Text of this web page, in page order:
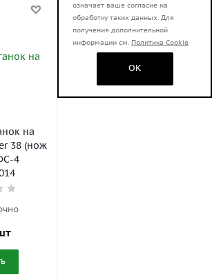
на
38 (нож
4
означает ваше согласие на
обработку таких данных. Для
получения дополнительной
информации см. Политика Cookie
OK